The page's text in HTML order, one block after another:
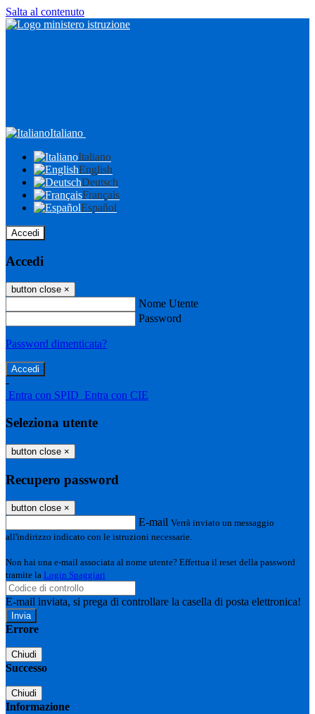
Salta al contenuto
Italiano
Italiano
English
Deutsch
Français
Español
Accedi
Accedi
button close ×
Nome Utente
Password
Password dimenticata?
-
Entra con SPID Entra con CIE
Seleziona utente
button close ×
Recupero password
button close ×
E-mail Verrà inviato un messaggio
all'indirizzo indicato con le istruzioni necessarie.
Non hai una e-mail associata al nome utente? Effettua il reset della password
tramite la Login Spaggiari
E-mail inviata, si prega di controllare la casella di posta elettronica!
Errore
Chiudi
Successo
Chiudi
Informazione